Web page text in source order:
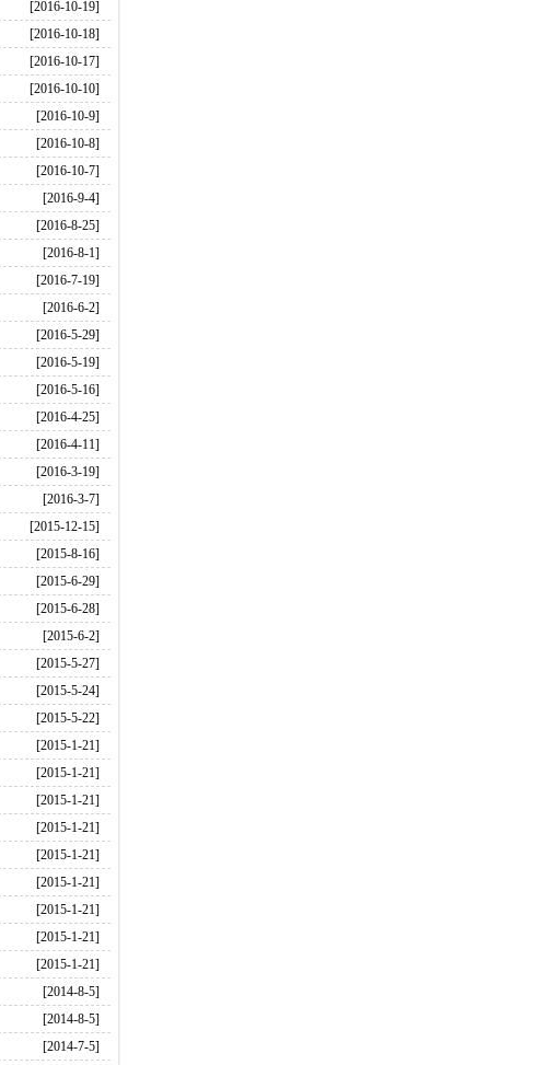
[2016-10-19]
[2016-10-18]
[2016-10-17]
[2016-10-10]
[2016-10-9]
[2016-10-8]
[2016-10-7]
[2016-9-4]
[2016-8-25]
[2016-8-1]
[2016-7-19]
[2016-6-2]
[2016-5-29]
[2016-5-19]
[2016-5-16]
[2016-4-25]
[2016-4-11]
[2016-3-19]
[2016-3-7]
[2015-12-15]
[2015-8-16]
[2015-6-29]
[2015-6-28]
[2015-6-2]
[2015-5-27]
[2015-5-24]
[2015-5-22]
[2015-1-21]
[2015-1-21]
[2015-1-21]
[2015-1-21]
[2015-1-21]
[2015-1-21]
[2015-1-21]
[2015-1-21]
[2015-1-21]
[2014-8-5]
[2014-8-5]
[2014-7-5]